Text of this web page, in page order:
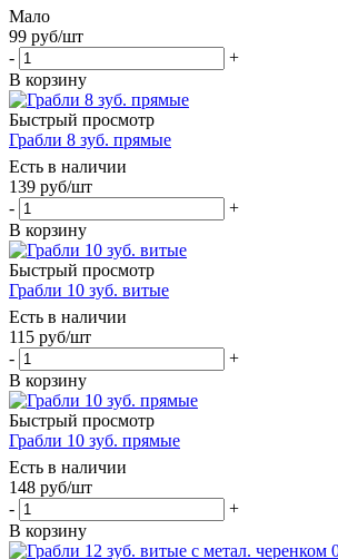
Мало
99 руб/шт
-
+
В корзину
Быстрый просмотр
Грабли 8 зуб. прямые
Есть в наличии
139 руб/шт
-
+
В корзину
Быстрый просмотр
Грабли 10 зуб. витые
Есть в наличии
115 руб/шт
-
+
В корзину
Быстрый просмотр
Грабли 10 зуб. прямые
Есть в наличии
148 руб/шт
-
+
В корзину